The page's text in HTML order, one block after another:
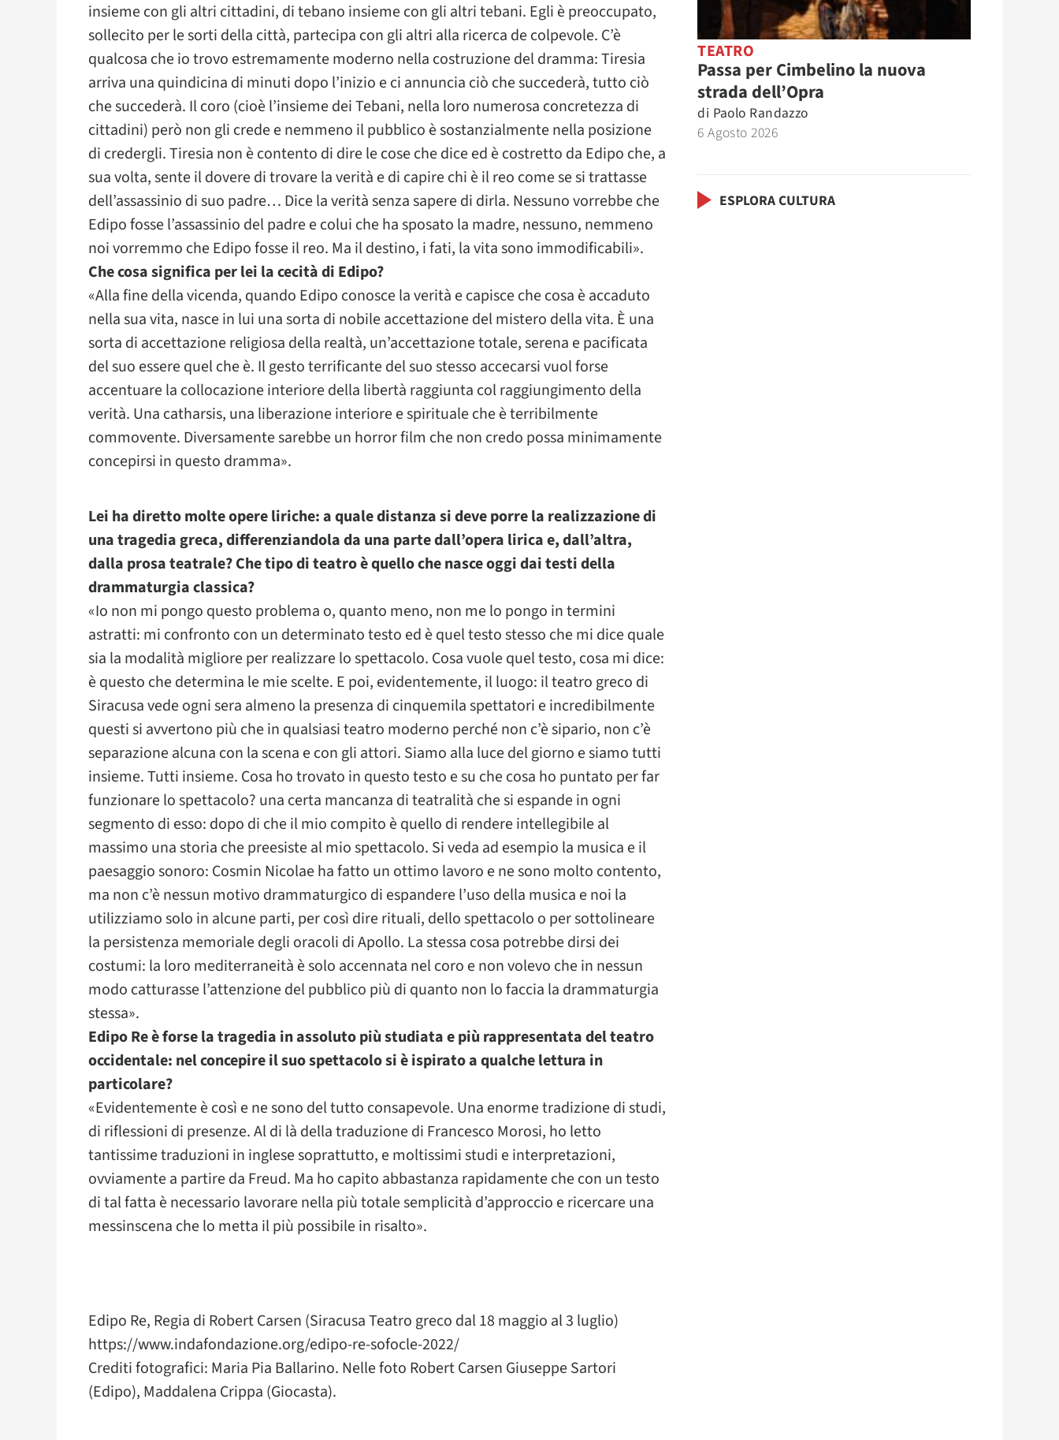
insieme con gli altri cittadini, di tebano insieme con gli altri tebani. Egli è preoccupato,
sollecito per le sorti della città, partecipa con gli altri alla ricerca de colpevole. C’è
qualcosa che io trovo estremamente moderno nella costruzione del dramma: Tiresia
arriva una quindicina di minuti dopo l’inizio e ci annuncia ciò che succederà, tutto ciò
che succederà. Il coro (cioè l’insieme dei Tebani, nella loro numerosa concretezza di
cittadini) però non gli crede e nemmeno il pubblico è sostanzialmente nella posizione
di credergli. Tiresia non è contento di dire le cose che dice ed è costretto da Edipo che, a
sua volta, sente il dovere di trovare la verità e di capire chi è il reo come se si trattasse
dell’assassinio di suo padre… Dice la verità senza sapere di dirla. Nessuno vorrebbe che
Edipo fosse l’assassinio del padre e colui che ha sposato la madre, nessuno, nemmeno
noi vorremmo che Edipo fosse il reo. Ma il destino, i fati, la vita sono immodificabili».
Che cosa significa per lei la cecità di Edipo?
«Alla fine della vicenda, quando Edipo conosce la verità e capisce che cosa è accaduto
nella sua vita, nasce in lui una sorta di nobile accettazione del mistero della vita. È una
sorta di accettazione religiosa della realtà, un’accettazione totale, serena e pacificata
del suo essere quel che è. Il gesto terrificante del suo stesso accecarsi vuol forse
accentuare la collocazione interiore della libertà raggiunta col raggiungimento della
verità. Una catharsis, una liberazione interiore e spirituale che è terribilmente
commovente. Diversamente sarebbe un horror film che non credo possa minimamente
concepirsi in questo dramma».
Lei ha diretto molte opere liriche: a quale distanza si deve porre la realizzazione di
una tragedia greca, differenziandola da una parte dall’opera lirica e, dall’altra,
dalla prosa teatrale? Che tipo di teatro è quello che nasce oggi dai testi della
drammaturgia classica?
«Io non mi pongo questo problema o, quanto meno, non me lo pongo in termini
astratti: mi confronto con un determinato testo ed è quel testo stesso che mi dice quale
sia la modalità migliore per realizzare lo spettacolo. Cosa vuole quel testo, cosa mi dice:
è questo che determina le mie scelte. E poi, evidentemente, il luogo: il teatro greco di
Siracusa vede ogni sera almeno la presenza di cinquemila spettatori e incredibilmente
questi si avvertono più che in qualsiasi teatro moderno perché non c’è sipario, non c’è
separazione alcuna con la scena e con gli attori. Siamo alla luce del giorno e siamo tutti
insieme. Tutti insieme. Cosa ho trovato in questo testo e su che cosa ho puntato per far
funzionare lo spettacolo? una certa mancanza di teatralità che si espande in ogni
segmento di esso: dopo di che il mio compito è quello di rendere intellegibile al
massimo una storia che preesiste al mio spettacolo. Si veda ad esempio la musica e il
paesaggio sonoro: Cosmin Nicolae ha fatto un ottimo lavoro e ne sono molto contento,
ma non c’è nessun motivo drammaturgico di espandere l’uso della musica e noi la
utilizziamo solo in alcune parti, per così dire rituali, dello spettacolo o per sottolineare
la persistenza memoriale degli oracoli di Apollo. La stessa cosa potrebbe dirsi dei
costumi: la loro mediterraneità è solo accennata nel coro e non volevo che in nessun
modo catturasse l’attenzione del pubblico più di quanto non lo faccia la drammaturgia
stessa».
Edipo Re è forse la tragedia in assoluto più studiata e più rappresentata del teatro
occidentale: nel concepire il suo spettacolo si è ispirato a qualche lettura in
particolare?
«Evidentemente è così e ne sono del tutto consapevole. Una enorme tradizione di studi,
di riflessioni di presenze. Al di là della traduzione di Francesco Morosi, ho letto
tantissime traduzioni in inglese soprattutto, e moltissimi studi e interpretazioni,
ovviamente a partire da Freud. Ma ho capito abbastanza rapidamente che con un testo
di tal fatta è necessario lavorare nella più totale semplicità d’approccio e ricercare una
messinscena che lo metta il più possibile in risalto».
Edipo Re, Regia di Robert Carsen (Siracusa Teatro greco dal 18 maggio al 3 luglio)
https://www.indafondazione.org/edipo-re-sofocle-2022/
Crediti fotografici: Maria Pia Ballarino. Nelle foto Robert Carsen Giuseppe Sartori
(Edipo), Maddalena Crippa (Giocasta).
TEATRO
Passa per Cimbelino la nuova
strada dell’Opra
di Paolo Randazzo
6 Agosto 2026
ESPLORA CULTURA